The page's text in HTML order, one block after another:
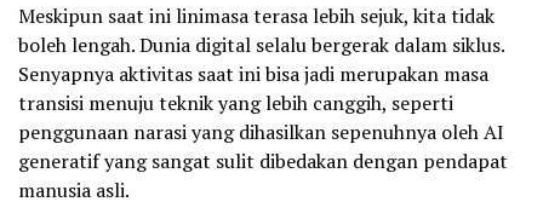
Meskipun saat ini linimasa terasa lebih sejuk, kita tidak
boleh lengah. Dunia digital selalu bergerak dalam siklus.
Senyapnya aktivitas saat ini bisa jadi merupakan masa
transisi menuju teknik yang lebih canggih, seperti
penggunaan narasi yang dihasilkan sepenuhnya oleh AI
generatif yang sangat sulit dibedakan dengan pendapat
manusia asli.